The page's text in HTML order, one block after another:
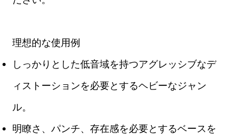
理想的な使用例
しっかりとした低音域を持つアグレッシブなデ
ィストーションを必要とするヘビーなジャン
ル。
明瞭さ、パンチ、存在感を必要とするベースを